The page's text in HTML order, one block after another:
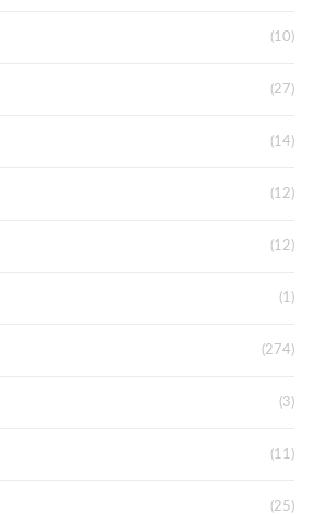
(10)
(27)
(14)
(12)
(12)
(1)
(274)
(3)
(11)
(25)